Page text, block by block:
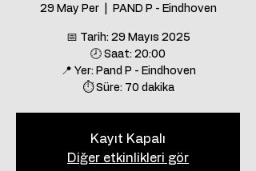
29 May Per
  |
PAND P - Eindhoven
📅 Tarih: 29 Mayıs 2025
🕗 Saat: 20:00
📍 Yer: Pand P - Eindhoven
⏱ Süre: 70 dakika
Kayıt Kapalı
Diğer etkinlikleri gör